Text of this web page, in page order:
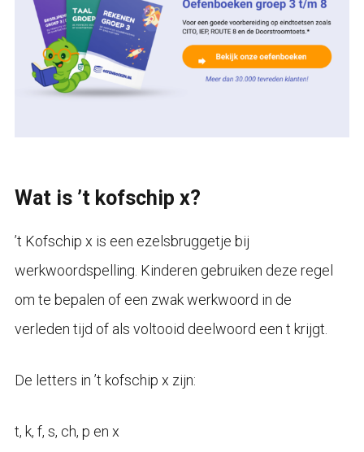
Wat is ’t kofschip x?
’t Kofschip x is een ezelsbruggetje bij
werkwoordspelling. Kinderen gebruiken deze regel
om te bepalen of een zwak werkwoord in de
verleden tijd of als voltooid deelwoord een t krijgt.
De letters in ’t kofschip x zijn:
t, k, f, s, ch, p en x